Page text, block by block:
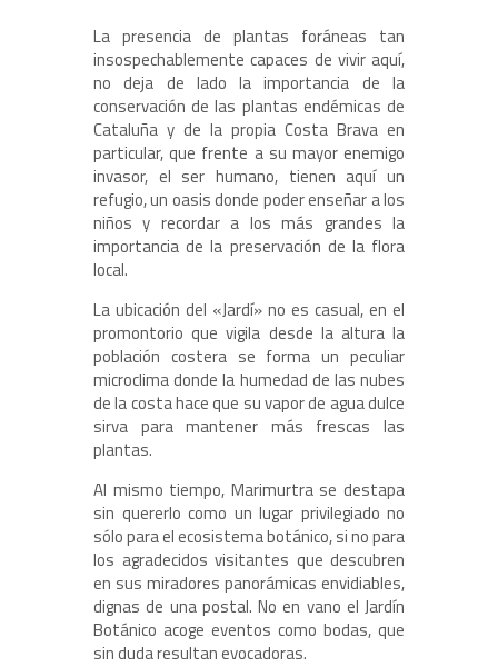
La presencia de plantas foráneas tan
insospechablemente capaces de vivir aquí,
no deja de lado la importancia de la
conservación de las plantas endémicas de
Cataluña y de la propia Costa Brava en
particular, que frente a su mayor enemigo
invasor, el ser humano, tienen aquí un
refugio, un oasis donde poder enseñar a los
niños y recordar a los más grandes la
importancia de la preservación de la flora
local.
La ubicación del «Jardí» no es casual, en el
promontorio que vigila desde la altura la
población costera se forma un peculiar
microclima donde la humedad de las nubes
de la costa hace que su vapor de agua dulce
sirva para mantener más frescas las
plantas.
Al mismo tiempo, Marimurtra se destapa
sin quererlo como un lugar privilegiado no
sólo para el ecosistema botánico, si no para
los agradecidos visitantes que descubren
en sus miradores panorámicas envidiables,
dignas de una postal. No en vano el Jardín
Botánico acoge eventos como bodas, que
sin duda resultan evocadoras.